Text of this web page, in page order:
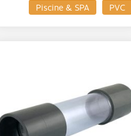
Piscine & SPA PVC